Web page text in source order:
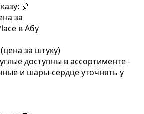
за штуку)
доступны в ассортименте -
и шары-сердце уточнять у